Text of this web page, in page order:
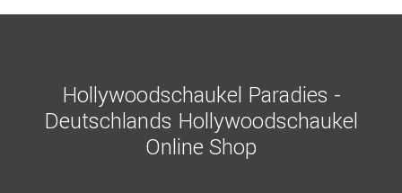
Hollywoodschaukel Paradies -
Deutschlands Hollywoodschaukel
Online Shop